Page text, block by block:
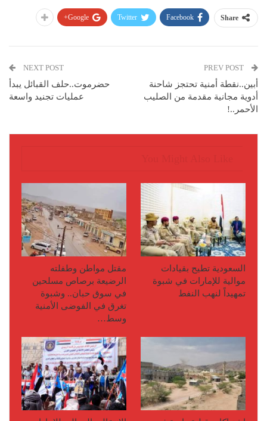
Share
Facebook
Twitter
Google+
أبين..نقطة أمنية تحتجز شاحنة
أدوية مجانية مقدمة من الصليب
الأحمر..!
NEXT POST
حضرموت..حلف القبائل يبدأ
عمليات تجنيد واسعة
السعودية تطيح بقيادات
موالية للإمارات في شبوة
تمهيداً لنهب النفط
مقتل مواطن وطفلته
الرضيعة برصاص مسلحين
في سوق حبان.. وشبوة
تغرق في الفوضى الأمنية
وسط…